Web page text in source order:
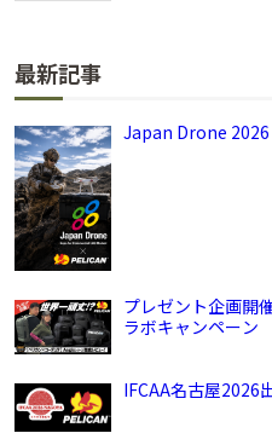
最新記事
Japan Drone 2026
プレゼント企画開
ラボキャンペーン
IFCAA名古屋2026